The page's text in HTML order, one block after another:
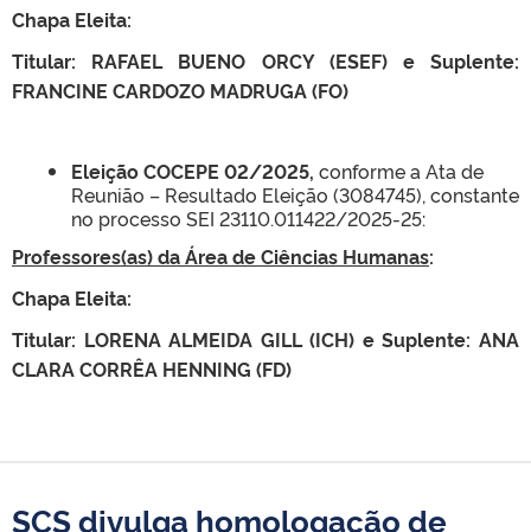
Chapa Eleita:
Titular: RAFAEL BUENO ORCY (ESEF) e Suplente:
FRANCINE CARDOZO MADRUGA (FO)
Eleição COCEPE 02/2025, conforme a Ata de
Reunião – Resultado Eleição (3084745), constante
no processo SEI 23110.011422/2025-25:
Professores(as) da Área de Ciências Humanas:
Chapa Eleita:
Titular: LORENA ALMEIDA GILL (ICH) e Suplente: ANA
CLARA CORRÊA HENNING (FD)
SCS divulga homologação de